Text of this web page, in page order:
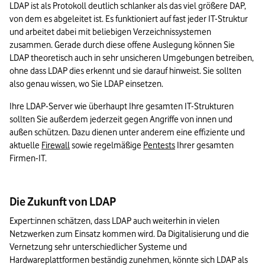
LDAP ist als Protokoll deutlich schlanker als das viel größere DAP,
von dem es abgeleitet ist. Es funktioniert auf fast jeder IT-Struktur
und arbeitet dabei mit beliebigen Verzeichnissystemen
zusammen. Gerade durch diese offene Auslegung können Sie
LDAP theoretisch auch in sehr unsicheren Umgebungen betreiben,
ohne dass LDAP dies erkennt und sie darauf hinweist. Sie sollten
also genau wissen, wo Sie LDAP einsetzen.
Ihre LDAP-Server wie überhaupt Ihre gesamten IT-Strukturen
sollten Sie außerdem jederzeit gegen Angriffe von innen und
außen schützen. Dazu dienen unter anderem eine effiziente und
aktuelle Firewall sowie regelmäßige Pentests Ihrer gesamten
Firmen-IT.
Die Zukunft von LDAP
Expert:innen schätzen, dass LDAP auch weiterhin in vielen
Netzwerken zum Einsatz kommen wird. Da Digitalisierung und die
Vernetzung sehr unterschiedlicher Systeme und
Hardwareplattformen beständig zunehmen, könnte sich LDAP als